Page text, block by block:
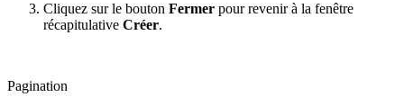
Cliquez sur le bouton Fermer pour revenir à la fenêtre
récapitulative Créer.
Pagination